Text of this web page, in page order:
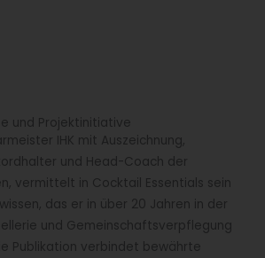
und Projektinitiative
IHK mit Auszeichnung,
und Head-Coach der
vermittelt in Cocktail Essentials sein
das er in über 20 Jahren in der
und Gemeinschaftsverpflegung
Publikation verbindet bewährte